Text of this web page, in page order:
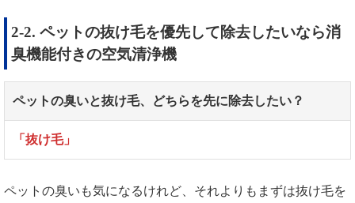
2-2. ペットの抜け毛を優先して除去したいなら消
臭機能付きの空気清浄機
ペットの臭いと抜け毛、どちらを先に除去したい？
「抜け毛」
ペットの臭いも気になるけれど、それよりもまずは抜け毛を